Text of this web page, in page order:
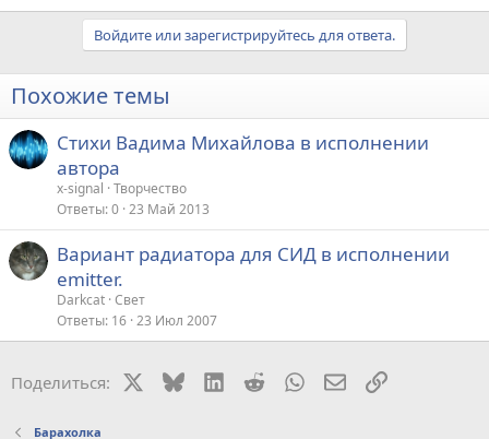
Войдите или зарегистрируйтесь для ответа.
Похожие темы
Стихи Вадима Михайлова в исполнении
автора
x-signal Творчество
Ответы 0 23 Май 2013
Вариант радиатора для СИД в исполнении
emitter.
Darkcat Свет
Ответы 16 23 Июл 2007
Поделиться: BlueskyLinkedIn
RedditWhatsAppЭлектронная
Ссылка
Барахолка